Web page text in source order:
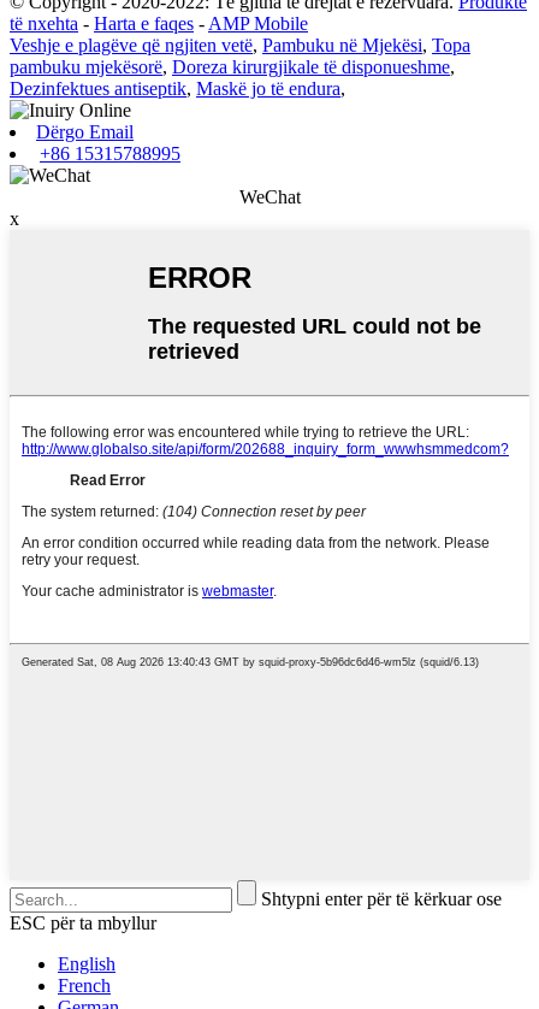
të nxehta - Harta e faqes - AMP Mobile
Veshje e plagëve që ngjiten vetë, Pambuku në Mjekësi, Topa
pambuku mjekësorë, Doreza kirurgjikale të disponueshme,
Dezinfektues antiseptik, Maskë jo të endura,
Dërgo Email
+86 15315788995
WeChat
x
Shtypni enter për të kërkuar ose
ESC për ta mbyllur
English
French